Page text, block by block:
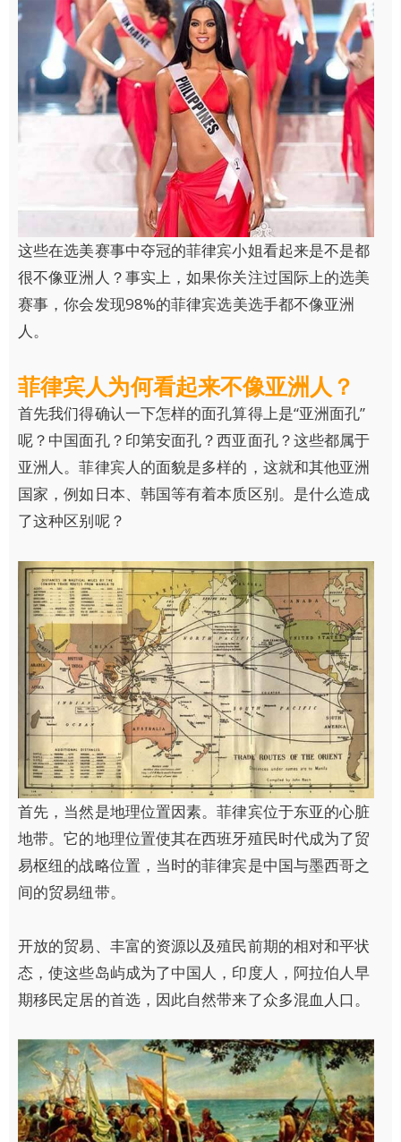
这些在选美赛事中夺冠的菲律宾小姐看起来是不是都
很不像亚洲人？事实上，如果你关注过国际上的选美
赛事，你会发现98%的菲律宾选美选手都不像亚洲
人。
菲律宾人为何看起来不像亚洲人？
首先我们得确认一下怎样的面孔算得上是“亚洲面孔”
呢？中国面孔？印第安面孔？西亚面孔？这些都属于
亚洲人。菲律宾人的面貌是多样的，这就和其他亚洲
国家，例如日本、韩国等有着本质区别。是什么造成
了这种区别呢？
首先，当然是地理位置因素。菲律宾位于东亚的心脏
地带。它的地理位置使其在西班牙殖民时代成为了贸
易枢纽的战略位置，当时的菲律宾是中国与墨西哥之
间的贸易纽带。
开放的贸易、丰富的资源以及殖民前期的相对和平状
态，使这些岛屿成为了中国人，印度人，阿拉伯人早
期移民定居的首选，因此自然带来了众多混血人口。